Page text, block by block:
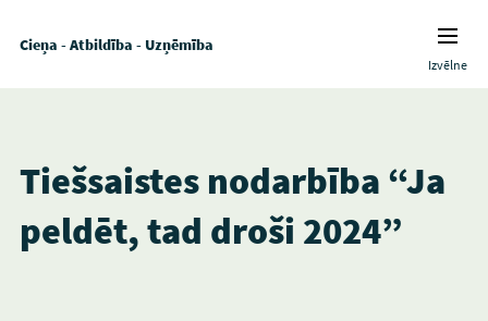
Cieņa - Atbildība - Uzņēmība
Izvēlne
Tiešsaistes nodarbība “Ja
peldēt, tad droši 2024”